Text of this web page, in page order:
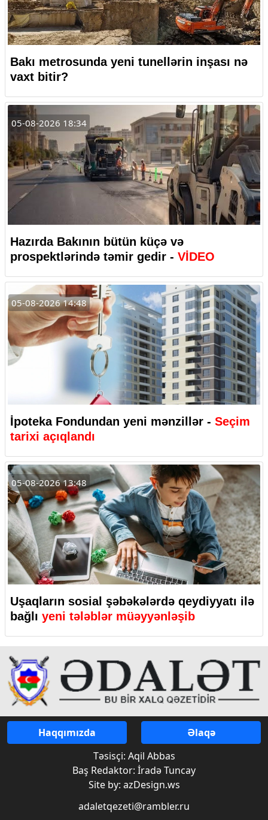
Bakı metrosunda yeni tunellərin inşası nə
vaxt bitir?
05-08-2026 18:34
Hazırda Bakının bütün küçə və
prospektlərində təmir gedir - VİDEO
05-08-2026 14:48
İpoteka Fondundan yeni mənzillər - Seçim
tarixi açıqlandı
05-08-2026 13:48
Uşaqların sosial şəbəkələrdə qeydiyyatı ilə
bağlı yeni tələblər müəyyənləşib
Haqqımızda
Əlaqə
Təsisçi: Aqil Abbas
Baş Redaktor: İradə Tuncay
Site by: azDesign.ws
adaletqezeti@rambler.ru